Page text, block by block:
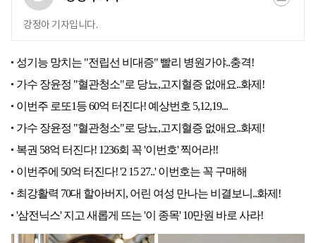
강정아 기자입니다.